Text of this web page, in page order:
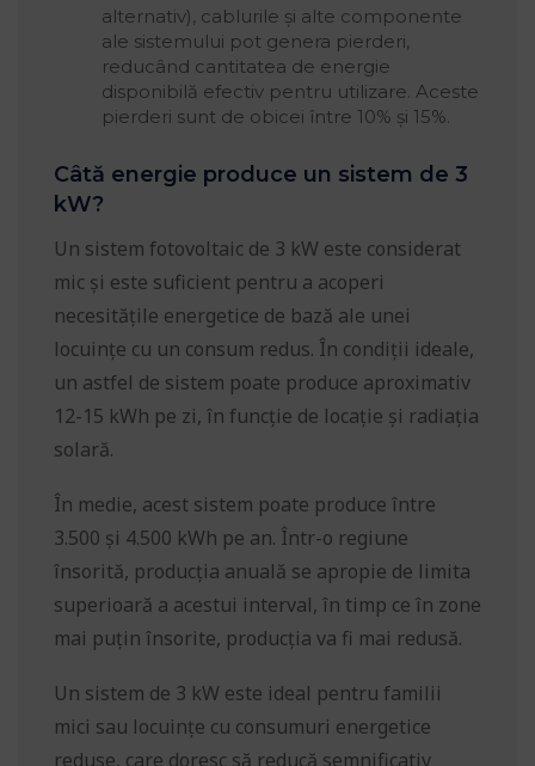
alternativ), cablurile și alte componente
ale sistemului pot genera pierderi,
reducând cantitatea de energie
disponibilă efectiv pentru utilizare. Aceste
pierderi sunt de obicei între 10% și 15%.
Câtă energie produce un sistem de 3
kW?
Un sistem fotovoltaic de 3 kW este considerat
mic și este suficient pentru a acoperi
necesitățile energetice de bază ale unei
locuințe cu un consum redus. În condiții ideale,
un astfel de sistem poate produce aproximativ
12-15 kWh pe zi, în funcție de locație și radiația
solară.
În medie, acest sistem poate produce între
3.500 și 4.500 kWh pe an. Într-o regiune
însorită, producția anuală se apropie de limita
superioară a acestui interval, în timp ce în zone
mai puțin însorite, producția va fi mai redusă.
Un sistem de 3 kW este ideal pentru familii
mici sau locuințe cu consumuri energetice
reduse, care doresc să reducă semnificativ